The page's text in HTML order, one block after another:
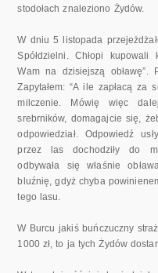
stodołach znaleziono Żydów.
W dniu 5 listopada
Spółdzielni. Chłopi kupowali
Wam na dzisiejszą obławę”.
Zapytałem: “A ile zapłacą za
milczenie. Mó­wię więc
srebrników, domagajcie się,
odpowiedział. Odpowiedź
przez las dochodziły do
odbywała się właśnie
bluźnię, gdyż chyba
tego lasu.
W Burcu jakiś buńczuczny
1000 zł, to ja tych Żydów